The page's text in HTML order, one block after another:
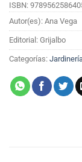
ISBN:
Autor(es): Ana Vega
Editorial: Grijalbo
Categorías: